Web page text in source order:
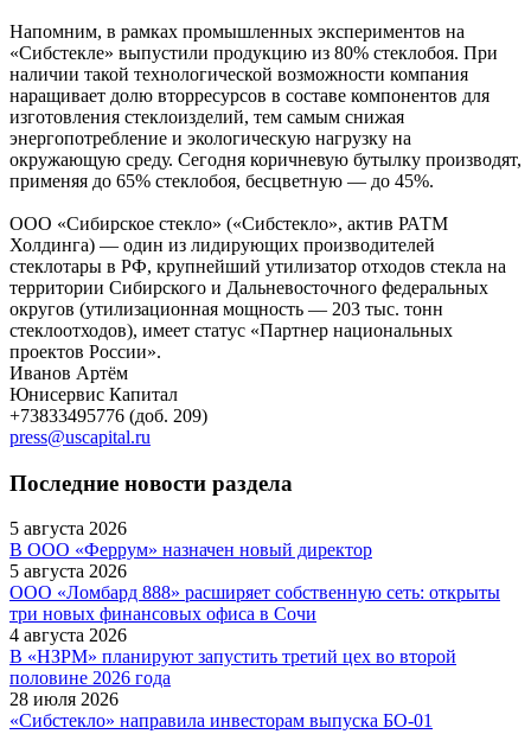
Напомним, в рамках промышленных экспериментов на
«Сибстекле» выпустили продукцию из 80% стеклобоя. При
наличии такой технологической возможности компания
наращивает долю вторресурсов в составе компонентов для
изготовления стеклоизделий, тем самым снижая
энергопотребление и экологическую нагрузку на
окружающую среду. Сегодня коричневую бутылку производят,
применяя до 65% стеклобоя, бесцветную — до 45%.
ООО «Сибирское стекло» («Сибстекло», актив РАТМ
Холдинга) — один из лидирующих производителей
стеклотары в РФ, крупнейший утилизатор отходов стекла на
территории Сибирского и Дальневосточного федеральных
округов (утилизационная мощность — 203 тыс. тонн
стеклоотходов), имеет статус «Партнер национальных
проектов России».
Иванов Артём
Юнисервис Капитал
+73833495776 (доб. 209)
press@uscapital.ru
Последние новости раздела
5 августа 2026
В ООО «Феррум» назначен новый директор
5 августа 2026
ООО «Ломбард 888» расширяет собственную сеть: открыты
три новых финансовых офиса в Сочи
4 августа 2026
В «НЗРМ» планируют запустить третий цех во второй
половине 2026 года
28 июля 2026
«Сибстекло» направила инвесторам выпуска БО-01